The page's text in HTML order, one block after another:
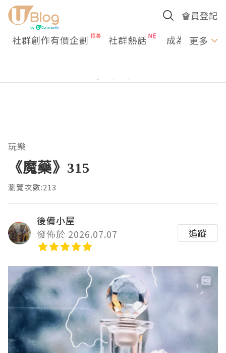
會員登記
社群創作有價企劃 社群熱話 成為U更多
玩樂
《魔藥》315
瀏覽次數:213
後備小屋
發佈於 2026.07.07
追蹤